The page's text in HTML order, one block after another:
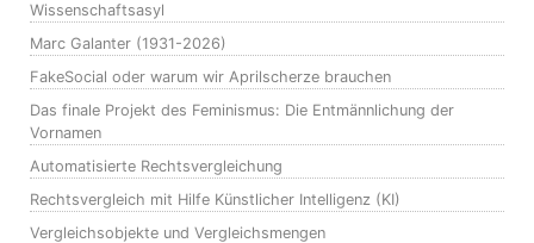
Wissenschaftsasyl
Marc Galanter (1931-2026)
FakeSocial oder warum wir Aprilscherze brauchen
Das finale Projekt des Feminismus: Die Entmännlichung der
Vornamen
Automatisierte Rechtsvergleichung
Rechtsvergleich mit Hilfe Künstlicher Intelligenz (KI)
Vergleichsobjekte und Vergleichsmengen